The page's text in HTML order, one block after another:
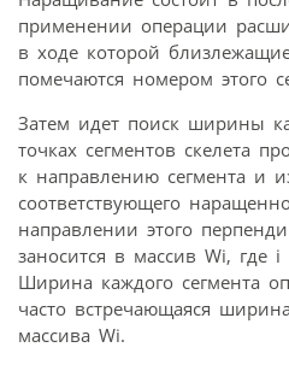
применении операции
в ходе которой
помечаются номером этого
Затем идет поиск ширины
точках сегментов скелета
к направлению сегмента и
соответствующего
направлении этого
заносится в массив Wi, где
Ширина каждого сегмента
часто встречающаяся
массива Wi.